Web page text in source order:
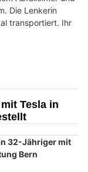
Die Lenkerin
transportiert. Ihr
Tesla in
32-Jähriger mit
Bern